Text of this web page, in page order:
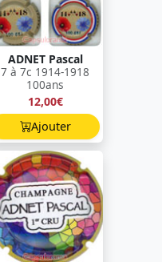
ADNET Pascal
7 à 7c 1914-1918
100ans
12,00€
Ajouter